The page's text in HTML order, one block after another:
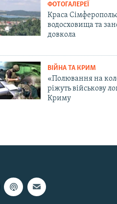
ФОТОГАЛЕРЕЇ
Краса
водосховища та
довкола
ВІЙНА ТА КРИМ
«Полювання на
ріжуть військову
Криму